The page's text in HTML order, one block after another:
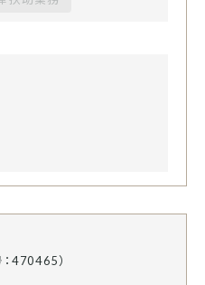
470465）